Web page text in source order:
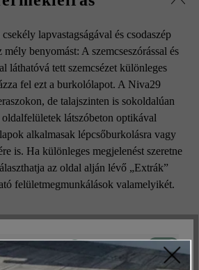
lapvastagságával és csodaszép
benyomást: A szemcseszórással és
láthatóvá tett szemcsézet különleges
fel ezt a burkolólapot. A Niva29
de talajszinten is sokoldalúan
látszóbeton optikával
alkalmasak lépcsőburkolásra vagy
is. Ha különleges megjelenést szeretne
az oldal alján lévő „Extrák”
felületmegmunkálások valamelyikét.
szükséges Aktív